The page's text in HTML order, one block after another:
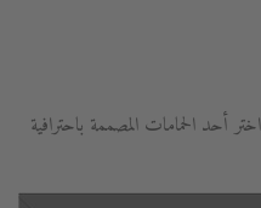
أحد الحمامات المصممة باحترافية